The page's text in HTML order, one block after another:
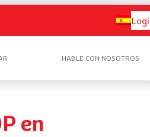
HABLE CON NOSOTROS
en